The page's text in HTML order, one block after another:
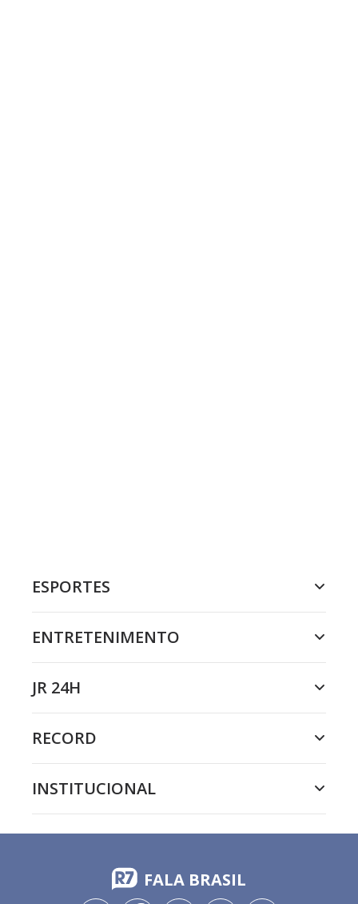
ESPORTES
ENTRETENIMENTO
JR 24H
RECORD
INSTITUCIONAL
FALA BRASIL